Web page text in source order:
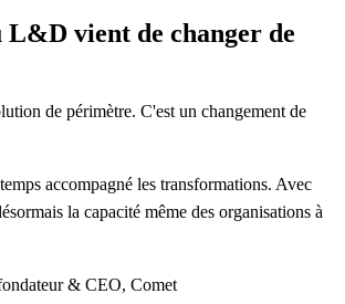
L&D vient de changer de
de périmètre. C'est un changement de
accompagné les transformations. Avec
la capacité même des organisations à
& CEO, Comet